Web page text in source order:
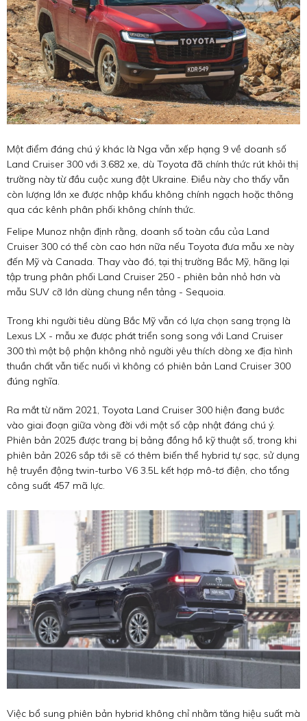
Một điểm đáng chú ý khác là Nga vẫn xếp hạng 9 về doanh số
Land Cruiser 300 với 3.682 xe, dù Toyota đã chính thức rút khỏi thị
trường này từ đầu cuộc xung đột Ukraine. Điều này cho thấy vẫn
còn lượng lớn xe được nhập khẩu không chính ngạch hoặc thông
qua các kênh phân phối không chính thức.
Felipe Munoz nhận định rằng, doanh số toàn cầu của Land
Cruiser 300 có thể còn cao hơn nữa nếu Toyota đưa mẫu xe này
đến Mỹ và Canada. Thay vào đó, tại thị trường Bắc Mỹ, hãng lại
tập trung phân phối Land Cruiser 250 - phiên bản nhỏ hơn và
mẫu SUV cỡ lớn dùng chung nền tảng - Sequoia.
Trong khi người tiêu dùng Bắc Mỹ vẫn có lựa chọn sang trọng là
Lexus LX - mẫu xe được phát triển song song với Land Cruiser
300 thì một bộ phận không nhỏ người yêu thích dòng xe địa hình
thuần chất vẫn tiếc nuối vì không có phiên bản Land Cruiser 300
đúng nghĩa.
Ra mắt từ năm 2021, Toyota Land Cruiser 300 hiện đang bước
vào giai đoạn giữa vòng đời với một số cập nhật đáng chú ý.
Phiên bản 2025 được trang bị bảng đồng hồ kỹ thuật số, trong khi
phiên bản 2026 sắp tới sẽ có thêm biến thể hybrid tự sạc, sử dụng
hệ truyền động twin-turbo V6 3.5L kết hợp mô-tơ điện, cho tổng
công suất 457 mã lực.
Việc bổ sung phiên bản hybrid không chỉ nhằm tăng hiệu suất mà